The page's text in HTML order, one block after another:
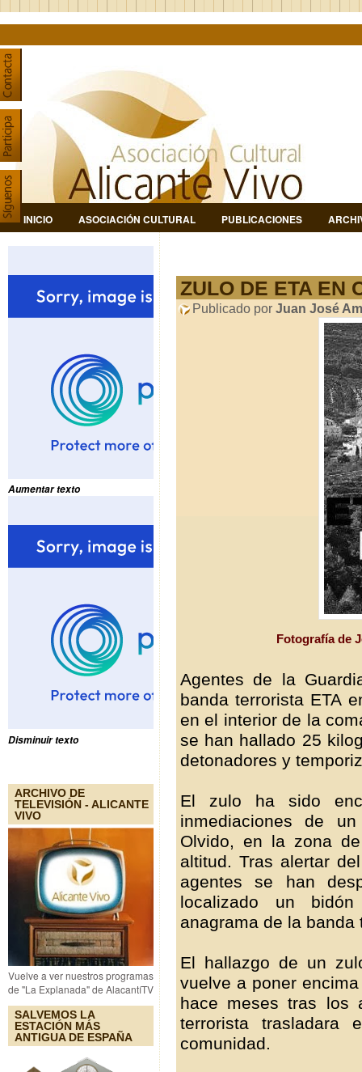
INICIO ASOCIACIÓN CULTURAL PUBLICACIONES
Aumentar texto
Disminuir texto
ARCHIVO DE
TELEVISIÓN - ALICANTE
VIVO
Vuelve a ver nuestros programas
de "La Explanada" de AlacantíTV
SALVEMOS LA
ESTACIÓN MÁS
ANTIGUA DE ESPAÑA
ZULO DE ETA EN
Publicado por Juan José
Fotografía de
Agentes de la
banda terrorista ETA
en el interior de la
se han hallado 25
detonadores y
El zulo ha sido
inmediaciones de
Olvido, en la zona
altitud. Tras alertar
agentes se han
localizado un
anagrama de la banda
El hallazgo de un
vuelve a poner
hace meses tras los
terrorista trasladara
comunidad.